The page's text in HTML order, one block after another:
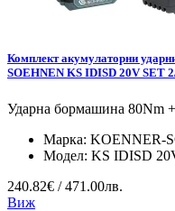
Комплект акумулаторни
SOEHNEN KS IDISD 20V SET
Ударна бормашина 80Nm
Марка: KOENNER-
Модел: KS IDISD
240.82€ / 471.00лв.
Виж